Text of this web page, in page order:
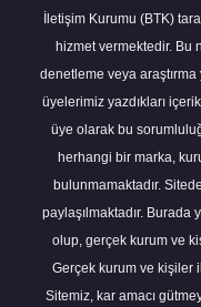
İletişim Kurumu (BTK)
hizmet vermektedir. Bu
denetleme veya
üyelerimiz yazdıkları
üye olarak bu
herhangi bir marka,
bulunmamaktadır.
paylaşılmaktadır.
olup, gerçek kurum ve
Gerçek kurum ve kişiler
Sitemiz, kar amacı